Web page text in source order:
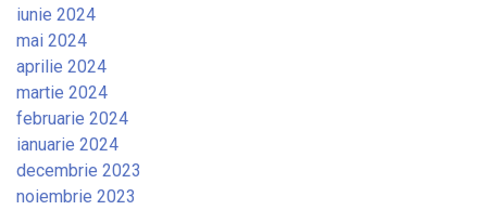
iunie 2024
mai 2024
aprilie 2024
martie 2024
februarie 2024
ianuarie 2024
decembrie 2023
noiembrie 2023